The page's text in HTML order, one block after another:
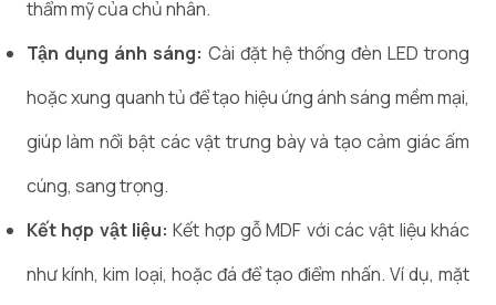
thẩm mỹ của chủ nhân.
Tận dụng ánh sáng: Cài đặt hệ thống đèn LED trong
hoặc xung quanh tủ để tạo hiệu ứng ánh sáng mềm mại,
giúp làm nổi bật các vật trưng bày và tạo cảm giác ấm
cúng, sang trọng.
Kết hợp vật liệu: Kết hợp gỗ MDF với các vật liệu khác
như kính, kim loại, hoặc đá để tạo điểm nhấn. Ví dụ, mặt